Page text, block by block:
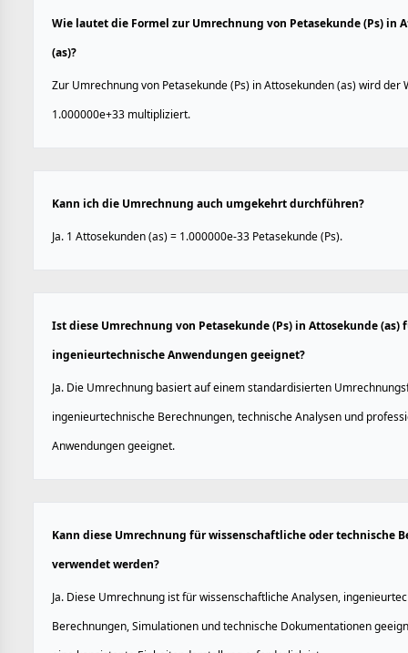
Wie lautet die Formel zur Umrechnung von Petasekunde (Ps) in
(as)?
Zur Umrechnung von Petasekunde (Ps) in Attosekunden (as) wird der
1.000000e+33 multipliziert.
Kann ich die Umrechnung auch umgekehrt durchführen?
Ja. 1 Attosekunden (as) = 1.000000e-33 Petasekunde (Ps).
Ist diese Umrechnung von Petasekunde (Ps) in Attosekunde (as)
ingenieurtechnische Anwendungen geeignet?
Ja. Die Umrechnung basiert auf einem standardisierten
ingenieurtechnische Berechnungen, technische Analysen und
Anwendungen geeignet.
Kann diese Umrechnung für wissenschaftliche oder technische
verwendet werden?
Ja. Diese Umrechnung ist für wissenschaftliche Analysen,
Berechnungen, Simulationen und technische Dokumentationen